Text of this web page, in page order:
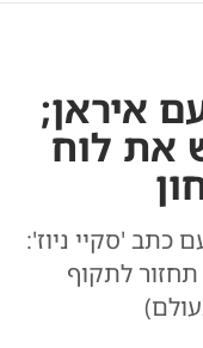
איראן;
את לוח
כתב 'סקיי ניוז':
לתקוף